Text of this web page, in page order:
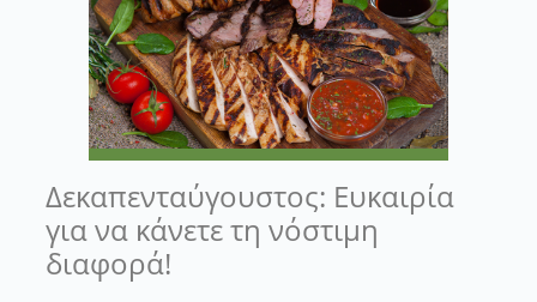
Δεκαπενταύγουστος: Ευκαιρία
για να κάνετε τη νόστιμη
διαφορά!